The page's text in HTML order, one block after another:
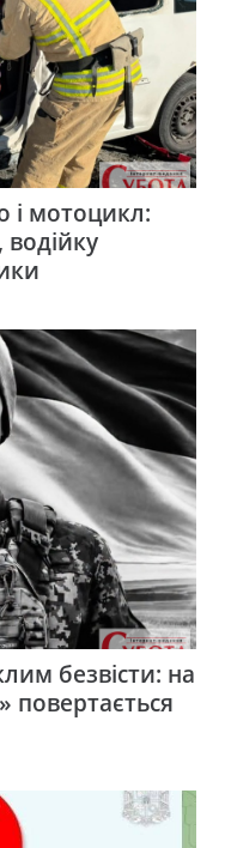
і мотоцикл:
водійку
безвісти: на